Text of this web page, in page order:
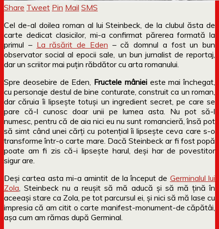
Share Tweet Pin Mail SMS
Cel de-al doilea roman al lui Steinbeck, de la clubul ăsta de
carte dedicat clasicilor, mi-a confirmat părerea formată la
primul – La răsărit de Eden – că domnul a fost un bun
observator social al epocii sale, un bun jurnalist de reportaj,
dar un scriitor mai puțin răbdător cu arta romanului.
Spre deosebire de Eden, Fructele mânieieste mai închegat,
cu personaje destul de bine conturate, construit ca un roman,
dar căruia îi lipsește totuși un ingredient secret, pe care se
pare că-l cunosc doar unii pe lumea asta. Nu pot să-l
numesc, pentru că de aia nici eu nu sunt romancieră, însă pot
să simt când unei cărți cu potențial îi lipsește ceva care s-o
transforme într-o carte mare. Dacă Steinbeck ar fi fost popă
poate am fi zis că-i lipsește harul, deși har de povestitor
sigur are.
Deși cartea asta mi-a amintit de la început de Germinalul lui
Zola , Steinbeck nu a reușit să mă aducă și să mă țină în
aceeași stare ca Zola, pe tot parcursul ei, și nici să mă lase cu
impresia că am citit o carte manifest-monument-de căpătâi,
așa cum am rămas după Germinal.